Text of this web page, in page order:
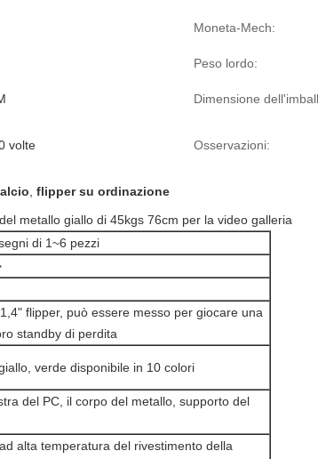
Moneta-Mech:
Peso lordo:
Dimensione
volte Osservazioni:
flipper su ordinazione
metallo giallo di 45kgs 76cm per la video galleria
di 1~6 pezzi
flipper, può essere messo per giocare una
standby di perdita
verde disponibile in 10 colori
del PC, il corpo del metallo, supporto del
alta temperatura del rivestimento della